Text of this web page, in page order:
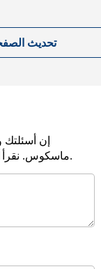
إن أسئلتك
ماسكوس. نقرأ آراءك، ونرد عليها، بناء على طلبكم في أسرع وقت ممكن.